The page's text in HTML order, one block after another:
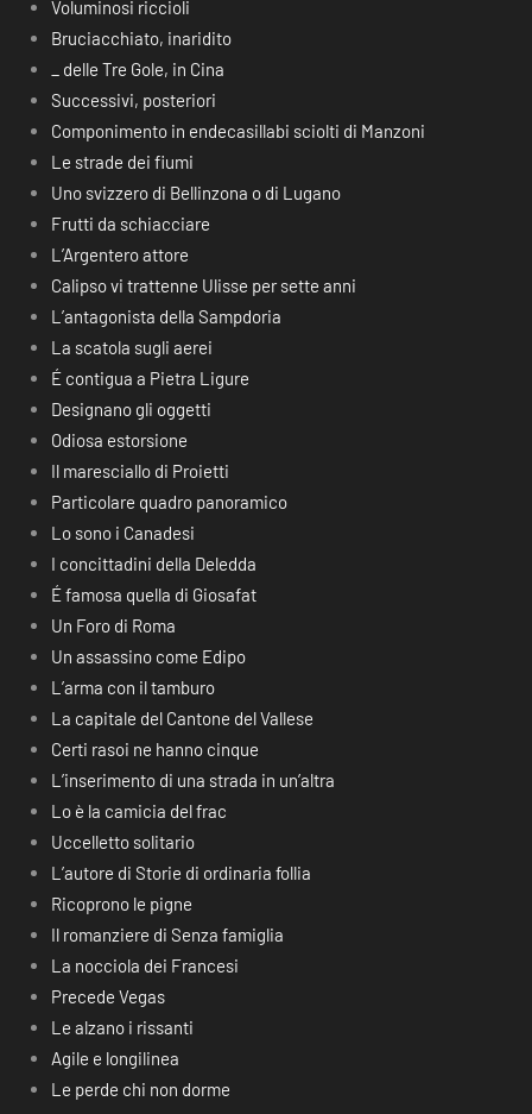
Voluminosi riccioli
Bruciacchiato, inaridito
_ delle Tre Gole, in Cina
Successivi, posteriori
Componimento in endecasillabi sciolti di Manzoni
Le strade dei fiumi
Uno svizzero di Bellinzona o di Lugano
Frutti da schiacciare
L’Argentero attore
Calipso vi trattenne Ulisse per sette anni
L’antagonista della Sampdoria
La scatola sugli aerei
É contigua a Pietra Ligure
Designano gli oggetti
Odiosa estorsione
Il maresciallo di Proietti
Particolare quadro panoramico
Lo sono i Canadesi
I concittadini della Deledda
É famosa quella di Giosafat
Un Foro di Roma
Un assassino come Edipo
L’arma con il tamburo
La capitale del Cantone del Vallese
Certi rasoi ne hanno cinque
L’inserimento di una strada in un’altra
Lo è la camicia del frac
Uccelletto solitario
L’autore di Storie di ordinaria follia
Ricoprono le pigne
Il romanziere di Senza famiglia
La nocciola dei Francesi
Precede Vegas
Le alzano i rissanti
Agile e longilinea
Le perde chi non dorme